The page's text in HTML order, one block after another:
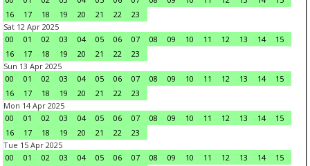
16
17 18 19 20 21 22
23
Sat 12 Apr 2025
00
01 02 03 04 05 06 07 08 09 10 11 12 13 14
15
16
17 18 19 20 21 22
23
Sun 13 Apr 2025
00
01 02 03 04 05 06 07 08 09 10 11 12 13 14
15
16
17 18 19 20 21 22
23
Mon 14 Apr 2025
00
01 02 03 04 05 06 07 08 09 10 11 12 13 14
15
16
17 18 19 20 21 22
23
Tue 15 Apr 2025
00
01 02 03 04 05 06 07 08 09 10 11 12 13 14
15